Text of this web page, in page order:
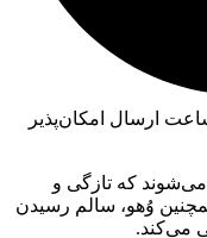
از ساعت ارسال امکان‌پذیر
که تازگی و
وُهو، سالم رسیدن
می‌کند.